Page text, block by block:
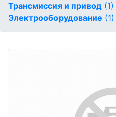
Трансмиссия и привод (1)
Электрооборудование (1)